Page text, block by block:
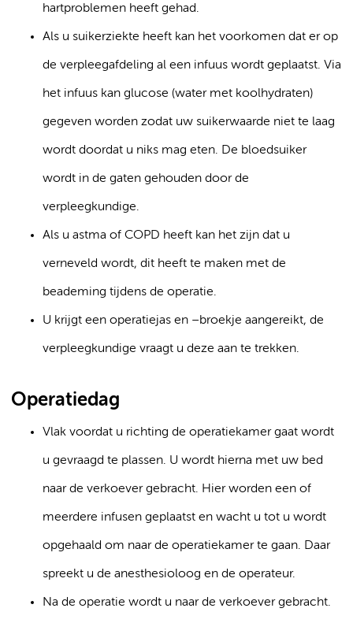
hartproblemen heeft gehad.
Als u suikerziekte heeft kan het voorkomen dat er op
de verpleegafdeling al een infuus wordt geplaatst. Via
het infuus kan glucose (water met koolhydraten)
gegeven worden zodat uw suikerwaarde niet te laag
wordt doordat u niks mag eten. De bloedsuiker
wordt in de gaten gehouden door de
verpleegkundige.
Als u astma of COPD heeft kan het zijn dat u
verneveld wordt, dit heeft te maken met de
beademing tijdens de operatie.
U krijgt een operatiejas en –broekje aangereikt, de
verpleegkundige vraagt u deze aan te trekken.
Operatiedag
Vlak voordat u richting de operatiekamer gaat wordt
u gevraagd te plassen. U wordt hierna met uw bed
naar de verkoever gebracht. Hier worden een of
meerdere infusen geplaatst en wacht u tot u wordt
opgehaald om naar de operatiekamer te gaan. Daar
spreekt u de anesthesioloog en de operateur.
Na de operatie wordt u naar de verkoever gebracht.